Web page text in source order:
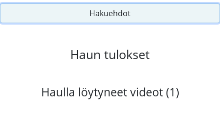
Hakuehdot
Haun tulokset
Haulla löytyneet videot (1)